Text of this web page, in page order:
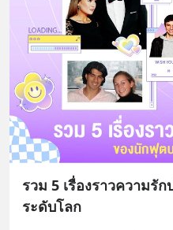
รวม 5 เรื่องราวความรั
ระดับโลก